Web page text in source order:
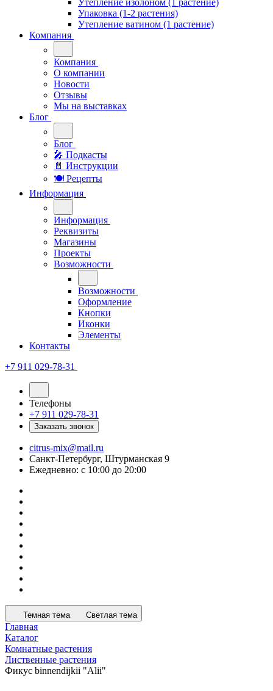
Утепление изолоном (1 растение)
Упаковка (1-2 растения)
Утепление ватином (1 растение)
Компания
Компания
О компании
Новости
Отзывы
Мы на выставках
Блог
Блог
🎤︎︎ Подкасты
📄 Инструкции
🍽 Рецепты
Информация
Информация
Реквизиты
Магазины
Проекты
Возможности
Возможности
Оформление
Кнопки
Иконки
Элементы
Контакты
+7 911 029-78-31
Телефоны
+7 911 029-78-31
Заказать звонок
citrus-mix@mail.ru
Санкт-Петербург, Штурманская 9
Ежедневно: с 10:00 до 20:00
Темная тема Светлая тема
Главная
Каталог
Комнатные растения
Лиственные растения
Фикус binnendijkii "Alii"